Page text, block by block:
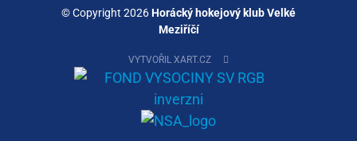
© Copyright 2026Horácký hokejový klub Velké
Meziříčí
VYTVOŘIL XART.CZ